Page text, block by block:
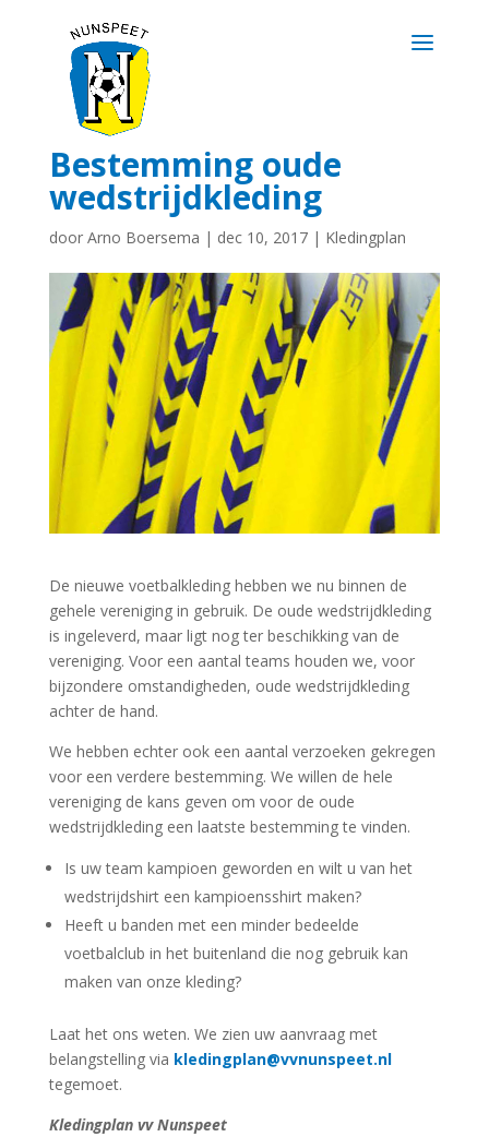
Bestemming oude
wedstrijdkleding
door Arno Boersema | dec 10, 2017| Kledingplan
De nieuwe voetbalkleding hebben we nu binnen de
gehele vereniging in gebruik. De oude wedstrijdkleding
is ingeleverd, maar ligt nog ter beschikking van de
vereniging. Voor een aantal teams houden we, voor
bijzondere omstandigheden, oude wedstrijdkleding
achter de hand.
We hebben echter ook een aantal verzoeken gekregen
voor een verdere bestemming. We willen de hele
vereniging de kans geven om voor de oude
wedstrijdkleding een laatste bestemming te vinden.
Is uw team kampioen geworden en wilt u van het
wedstrijdshirt een kampioensshirt maken?
Heeft u banden met een minder bedeelde
voetbalclub in het buitenland die nog gebruik kan
maken van onze kleding?
Laat het ons weten. We zien uw aanvraag met
belangstelling via kledingplan@vvnunspeet.nl
tegemoet.
Kledingplan vv Nunspeet